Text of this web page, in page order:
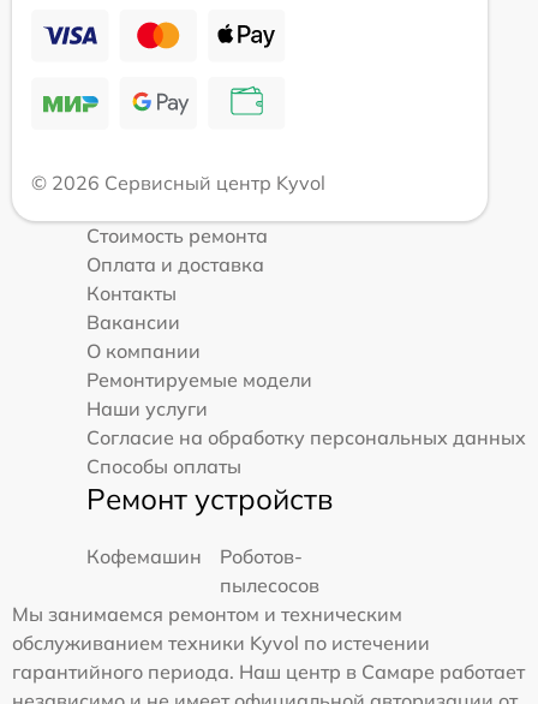
© 2026 Сервисный центр Kyvol
Стоимость ремонта
Оплата и доставка
Контакты
Вакансии
О компании
Ремонтируемые модели
Наши услуги
Согласие на обработку персональных данных
Способы оплаты
Ремонт устройств
Кофемашин
Роботов-
пылесосов
Мы занимаемся ремонтом и техническим
обслуживанием техники Kyvol по истечении
гарантийного периода. Наш центр в Самаре работает